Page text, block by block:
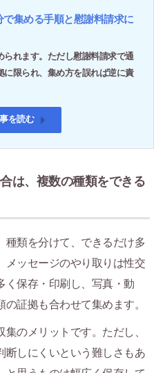
集める手順と慰謝料請求に
れます。ただし慰謝料請求で通
に限られ、集め方を誤れば逆に責
を読む
は、複数の種類をできる
種類を分けて、できるだけ多
メッセージのやり取りは性交
く保存・印刷し、写真・動
証拠も合わせて集めます。
のメリットです。ただし、
断しにくいという難しさもあ